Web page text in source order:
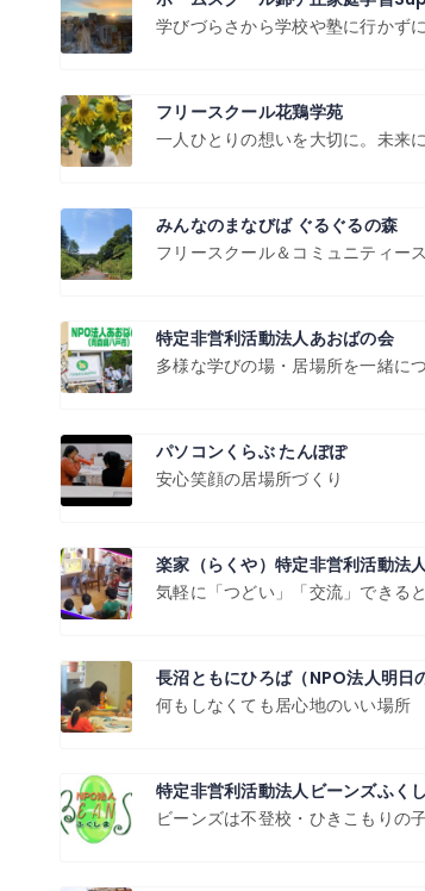
学びづらさから学校や塾に行かず
フリースクール花鶏学苑
一人ひとりの想いを大切に。未来
みんなのまなびば ぐるぐるの森
フリースクール＆コミュニティー
特定非営利活動法人あおばの会
多様な学びの場・居場所を一緒に
パソコンくらぶ たんぽぽ
安心笑顔の居場所づくり
楽家（らくや）特定非営利活動法
気軽に「つどい」「交流」できる
長沼ともにひろば（NPO法人明日
何もしなくても居心地のいい場所
特定非営利活動法人ビーンズふ
ビーンズは不登校・ひきこもりの